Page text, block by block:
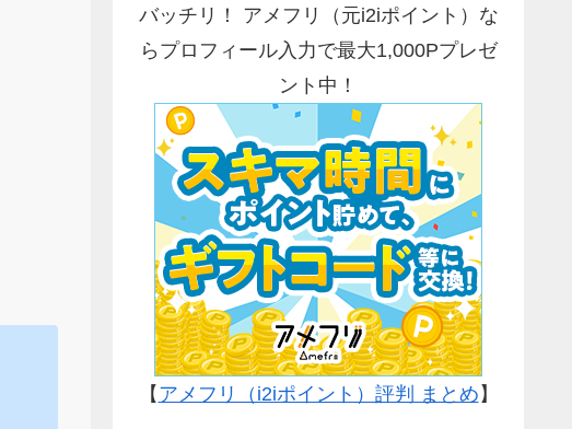
バッチリ！ アメフリ（元i2iポイント）な
らプロフィール入力で最大1,000Pプレゼ
ント中！
【 アメフリ（i2iポイント）評判 まとめ 】